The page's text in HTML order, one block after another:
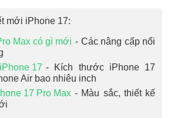
mới iPhone 17:
Max có gì mới - Các nâng cấp nổi
17 - Kích thước iPhone 17
Air bao nhiêu inch
17 Pro Max - Màu sắc, thiết kế